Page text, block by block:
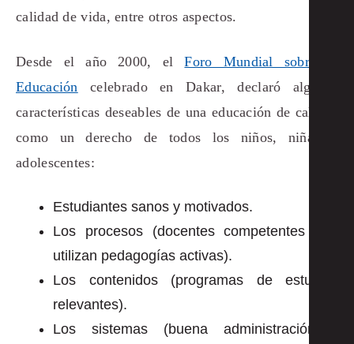
calidad de vida, entre otros aspectos.
Desde el año 2000, elForo Mundial sobre la
Educación celebrado en Dakar, declaró algunas
características deseables de una educación de calidad
como un derecho de todos los niños, niñas y
adolescentes:
Estudiantes sanos y motivados.
Los procesos (docentes competentes que
utilizan pedagogías activas).
Los contenidos (programas de estudios
relevantes).
Los sistemas (buena administración y